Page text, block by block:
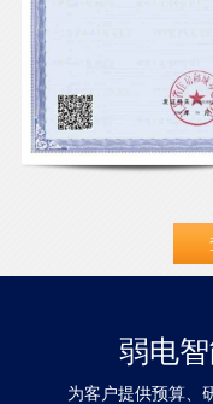
弱电
为客户提供预算、